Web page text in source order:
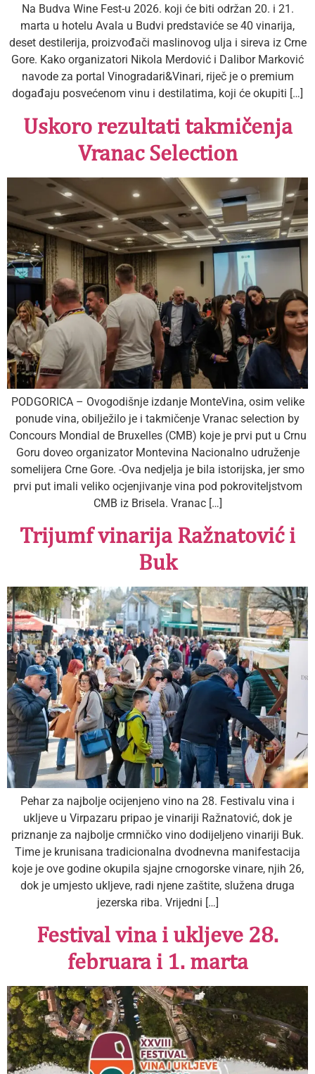
Na Budva Wine Fest-u 2026. koji će biti održan 20. i 21.
marta u hotelu Avala u Budvi predstaviće se 40 vinarija,
deset destilerija, proizvođači maslinovog ulja i sireva iz Crne
Gore. Kako organizatori Nikola Merdović i Dalibor Marković
navode za portal Vinogradari&Vinari, riječ je o premium
događaju posvećenom vinu i destilatima, koji će okupiti […]
Uskoro rezultati takmičenja
Vranac Selection
PODGORICA – Ovogodišnje izdanje MonteVina, osim velike
ponude vina, obilježilo je i takmičenje Vranac selection by
Concours Mondial de Bruxelles (CMB) koje je prvi put u Crnu
Goru doveo organizator Montevina Nacionalno udruženje
somelijera Crne Gore. -Ova nedjelja je bila istorijska, jer smo
prvi put imali veliko ocjenjivanje vina pod pokroviteljstvom
CMB iz Brisela. Vranac […]
Trijumf vinarija Ražnatović i
Buk
Pehar za najbolje ocijenjeno vino na 28. Festivalu vina i
ukljeve u Virpazaru pripao je vinariji Ražnatović, dok je
priznanje za najbolje crmničko vino dodijeljeno vinariji Buk.
Time je krunisana tradicionalna dvodnevna manifestacija
koje je ove godine okupila sjajne crnogorske vinare, njih 26,
dok je umjesto ukljeve, radi njene zaštite, služena druga
jezerska riba. Vrijedni […]
Festival vina i ukljeve 28.
februara i 1. marta